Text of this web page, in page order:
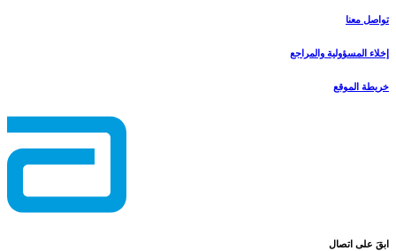
تواصل معنا
إخلاء المسؤولية والمراجع
خريطة الموقع
ابقَ على اتصال